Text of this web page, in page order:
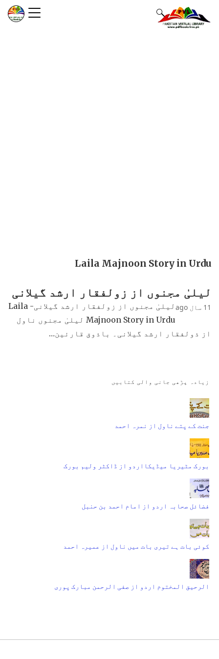
Laila Majnoon Story in Urdu
لیلیٰ مجنوں از زولفقار ارشد گیلانی
11 سال ago
لیلیٰ مجنوں از زولفقار ارشد گیلانی- Laila
Majnoon Story in Urdu لیلیٰ مجنوں ناول
از ذولفقار ارشد گیلانی۔ باذوق قارئین…
زیادہ پڑھی جانی والی کتابیں
جنت کے پتے ناول از نمرہ احمد
بورک مٹیریا میڈیکااردو از ڈاکٹر ولیم بورک
فضائل صحابہ اردو از امام احمد بن حنبل
کوئی بات ہے تیری بات میں ناول از عمیرہ احمد
الرحیق المختوم اردو از صفی الرحمن مبارک پوری